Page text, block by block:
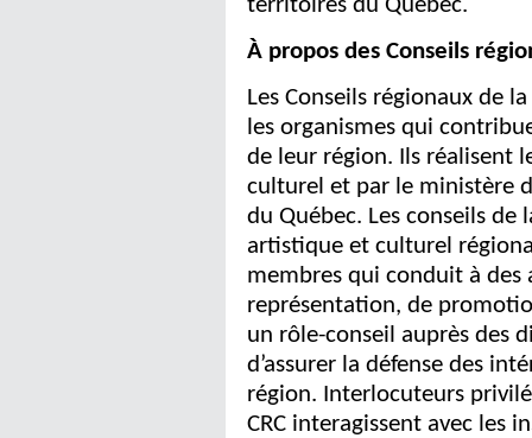
territoires du Québec.
À propos des Conseils
Les Conseils régionaux de
les organismes qui
de leur région. Ils réalisent
culturel et par le ministère
du Québec. Les conseils
artistique et culturel
membres qui conduit à des
représentation, de
un rôle-conseil auprès des
d’assurer la défense des
région. Interlocuteurs
CRC interagissent avec les